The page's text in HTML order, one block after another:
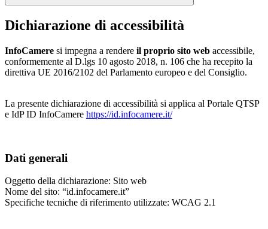
Dichiarazione di accessibilità
InfoCamere si impegna a rendere il proprio sito web accessibile,
conformemente al D.lgs 10 agosto 2018, n. 106 che ha recepito la
direttiva UE 2016/2102 del Parlamento europeo e del Consiglio.
La presente dichiarazione di accessibilità si applica al Portale QTSP
e IdP ID InfoCamere https://id.infocamere.it/
Dati generali
Oggetto della dichiarazione: Sito web
Nome del sito: “id.infocamere.it”
Specifiche tecniche di riferimento utilizzate: WCAG 2.1